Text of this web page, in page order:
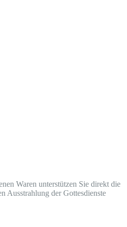
Waren unterstützen Sie direkt die
Ausstrahlung der Gottesdienste